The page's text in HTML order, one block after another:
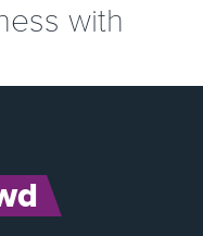
with